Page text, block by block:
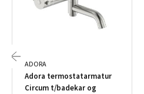
ADORA
Adora termostatarmatur
Circum t/badekar og